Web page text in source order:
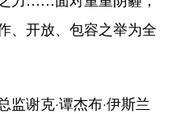
、开放、包容之举为全
谢克·谭杰布·伊斯兰